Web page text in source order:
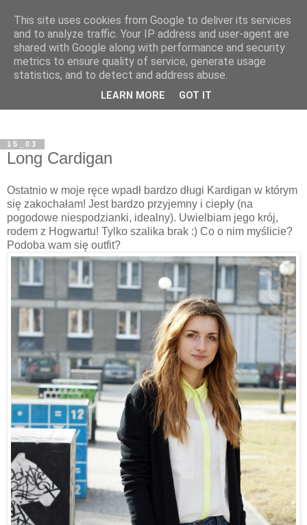
15_03
Long Cardigan
Ostatnio w moje ręce wpadł bardzo długi Kardigan w którym
się zakochałam! Jest bardzo przyjemny i ciepły (na
pogodowe niespodzianki, idealny). Uwielbiam jego krój,
rodem z Hogwartu! Tylko szalika brak :) Co o nim myślicie?
Podoba wam się outfit?
This site uses cookies from Google to deliver its services
and to analyze traffic. Your IP address and user-agent are
shared with Google along with performance and security
metrics to ensure quality of service, generate usage
statistics, and to detect and address abuse.
LEARN MORE GOT IT